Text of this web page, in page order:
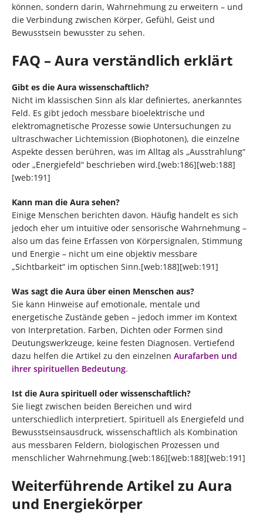
können, sondern darin, Wahrnehmung zu erweitern – und
die Verbindung zwischen Körper, Gefühl, Geist und
Bewusstsein bewusster zu sehen.
FAQ – Aura verständlich erklärt
Gibt es die Aura wissenschaftlich?
Nicht im klassischen Sinn als klar definiertes, anerkanntes
Feld. Es gibt jedoch messbare bioelektrische und
elektromagnetische Prozesse sowie Untersuchungen zu
ultraschwacher Lichtemission (Biophotonen), die einzelne
Aspekte dessen berühren, was im Alltag als „Ausstrahlung“
oder „Energiefeld“ beschrieben wird.[web:186][web:188]
[web:191]
Kann man die Aura sehen?
Einige Menschen berichten davon. Häufig handelt es sich
jedoch eher um intuitive oder sensorische Wahrnehmung –
also um das feine Erfassen von Körpersignalen, Stimmung
und Energie – nicht um eine objektiv messbare
„Sichtbarkeit“ im optischen Sinn.[web:188][web:191]
Was sagt die Aura über einen Menschen aus?
Sie kann Hinweise auf emotionale, mentale und
energetische Zustände geben – jedoch immer im Kontext
von Interpretation. Farben, Dichten oder Formen sind
Deutungswerkzeuge, keine festen Diagnosen. Vertiefend
dazu helfen die Artikel zu den einzelnen Aurafarben und
ihrer spirituellen Bedeutung.
Ist die Aura spirituell oder wissenschaftlich?
Sie liegt zwischen beiden Bereichen und wird
unterschiedlich interpretiert. Spirituell als Energiefeld und
Bewusstseinsausdruck, wissenschaftlich als Kombination
aus messbaren Feldern, biologischen Prozessen und
menschlicher Wahrnehmung.[web:186][web:188][web:191]
Weiterführende Artikel zu Aura
und Energiekörper